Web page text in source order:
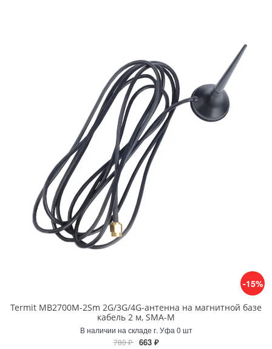
-15%
Termit MB2700M-2Sm 2G/3G/4G-антенна на магнитной базе
кабель 2 м, SMA-M
В наличии на складе г. Уфа 0 шт
780 ₽ 663 ₽